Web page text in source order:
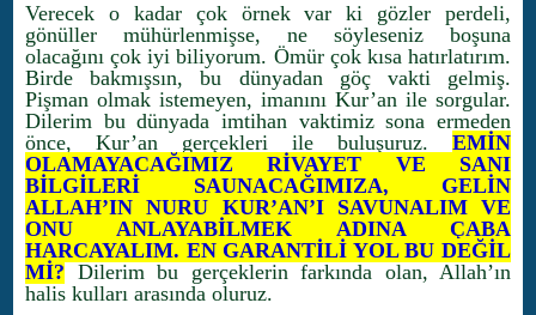
Verecek o kadar çok örnek var ki gözler perdeli,
gönüller mühürlenmişse, ne söyleseniz boşuna
olacağını çok iyi biliyorum. Ömür çok kısa hatırlatırım.
Birde bakmışsın, bu dünyadan göç vakti gelmiş.
Pişman olmak istemeyen, imanını Kur’an ile sorgular.
Dilerim bu dünyada imtihan vaktimiz sona ermeden
önce, Kur’an gerçekleri ile buluşuruz. EMİN
OLAMAYACAĞIMIZ RİVAYET VE SANI
BİLGİLERİ SAUNACAĞIMIZA, GELİN
ALLAH’IN NURU KUR’AN’I SAVUNALIM VE
ONU ANLAYABİLMEK ADINA ÇABA
HARCAYALIM. EN GARANTİLİ YOL BU DEĞİL
Mİ? Dilerim bu gerçeklerin farkında olan, Allah’ın
halis kulları arasında oluruz.